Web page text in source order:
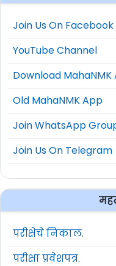
Join Us On Facebook
YouTube Channel
Download MahaNMK
Old MahaNMK App
Join WhatsApp
Join Us On Telegram
परीक्षेचे निकाल.
परीक्षा प्रवेशपत्र.